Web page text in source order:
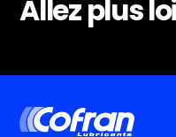
Allez plus